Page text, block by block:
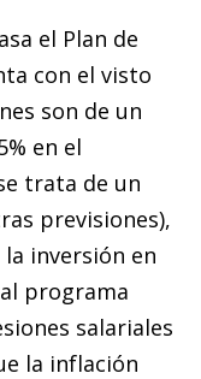
el Plan de
con el visto
son de un
en el
trata de un
previsiones),
inversión en
programa
salariales
la inflación